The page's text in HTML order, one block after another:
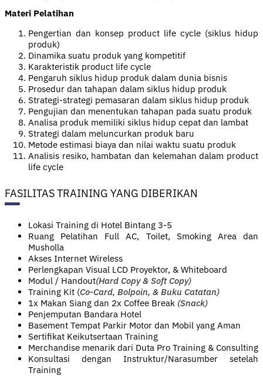
Materi Pelatihan
Pengertian dan konsep product life cycle (siklus hidup
produk)
Dinamika suatu produk yang kompetitif
Karakteristik product life cycle
Pengaruh siklus hidup produk dalam dunia bisnis
Prosedur dan tahapan dalam siklus hidup produk
Strategi-strategi pemasaran dalam siklus hidup produk
Pengujian dan menentukan tahapan pada suatu produk
Analisa produk memiliki siklus hidup cepat dan lambat
Strategi dalam meluncurkan produk baru
Metode estimasi biaya dan nilai waktu suatu produk
Analisis resiko, hambatan dan kelemahan dalam product
life cycle
FASILITAS TRAINING YANG DIBERIKAN
Lokasi Training di Hotel Bintang 3-5
Ruang Pelatihan Full AC, Toilet, Smoking Area dan
Musholla
Akses Internet Wireless
Perlengkapan Visual LCD Proyektor, & Whiteboard
Modul / Handout(Hard Copy & Soft Copy)
Training Kit (Co-Card, Bolpoin, & Buku Catatan)
1x Makan Siang dan 2x Coffee Break (Snack)
Penjemputan Bandara Hotel
Basement Tempat Parkir Motor dan Mobil yang Aman
Sertifikat Keikutsertaan Training
Merchandise menarik dari Duta Pro Training & Consulting
Konsultasi dengan Instruktur/Narasumber setelah
Training